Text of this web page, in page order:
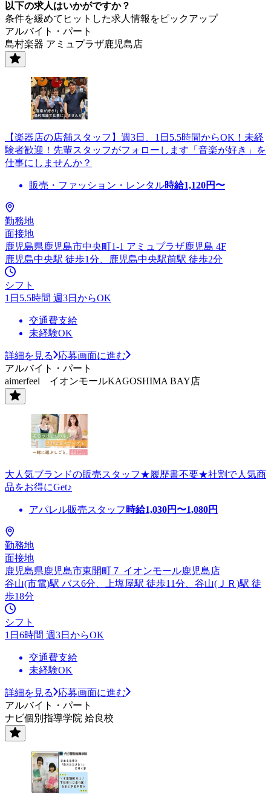
以下の求人はいかがですか？
条件を緩めてヒットした求人情報をピックアップ
アルバイト・パート
島村楽器 アミュプラザ鹿児島店
【楽器店の店舗スタッフ】週3日、1日5.5時間からOK！未経
験者歓迎！先輩スタッフがフォローします「音楽が好き」を
仕事にしませんか？
販売・ファッション・レンタル時給1,120円〜
勤務地
面接地
鹿児島県鹿児島市中央町1-1 アミュプラザ鹿児島 4F
鹿児島中央駅 徒歩1分、鹿児島中央駅前駅 徒歩2分
シフト
1日5.5時間 週3日からOK
交通費支給
未経験OK
詳細を見る
応募画面に進む
アルバイト・パート
aimerfeel イオンモールKAGOSHIMA BAY店
大人気ブランドの販売スタッフ★履歴書不要★社割で人気商
品をお得にGet♪
アパレル販売スタッフ 時給1,030円〜1,080円
勤務地
面接地
鹿児島県鹿児島市東開町７ イオンモール鹿児島店
谷山(市電)駅 バス6分、上塩屋駅 徒歩11分、谷山(ＪＲ)駅 徒
歩18分
シフト
1日6時間 週3日からOK
交通費支給
未経験OK
詳細を見る
応募画面に進む
アルバイト・パート
ナビ個別指導学院 姶良校